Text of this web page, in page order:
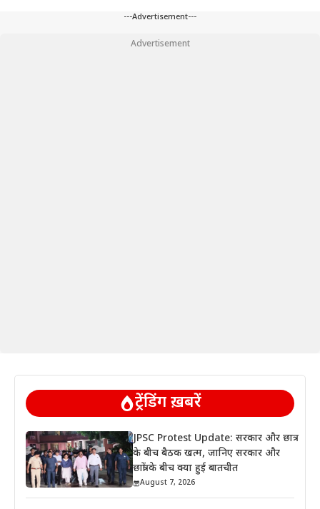
---Advertisement---
Advertisement
ट्रेंडिंग ख़बरें
JPSC Protest Update: सरकार और छात्र
के बीच बैठक खत्म, जानिए सरकार और
छात्रों के बीच क्या हुई बातचीत
August 7, 2026